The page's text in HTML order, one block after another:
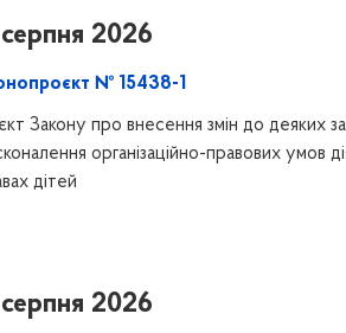
2026
№ 15438-1
Закону про внесення змін до деяких
організаційно-правових умов
дітей
2026